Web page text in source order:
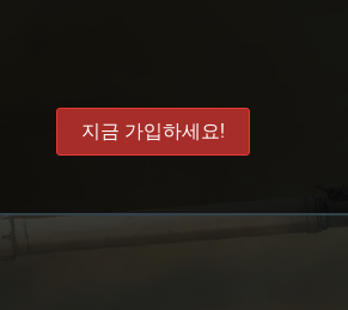
지금 가입하세요!